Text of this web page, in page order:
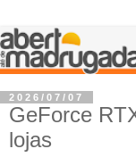
2026/07/07
GeForce
lojas